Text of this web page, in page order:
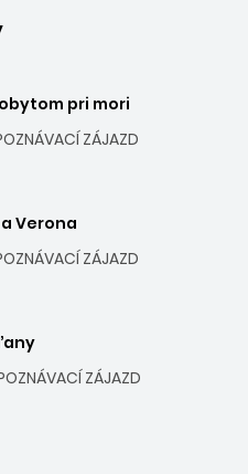
pri mori
ZÁJAZD
Verona
ZÁJAZD
ZÁJAZD